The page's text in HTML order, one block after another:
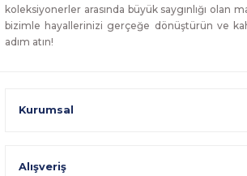
koleksiyonerler arasında büyük saygınlığı olan
bizimle hayallerinizi gerçeğe dönüştürün ve
adım atın!
Kurumsal
Alışveriş